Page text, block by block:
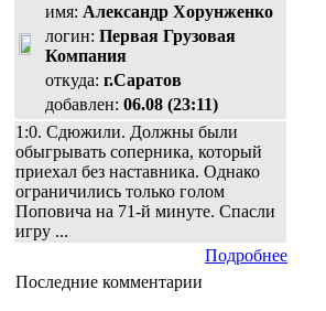
имя: Александр Хорунженко
логин: Первая Грузовая
Компания
откуда: г.Саратов
добавлен: 06.08 (23:11)
1:0. Сдюжили. Должны были
обыгрывать соперника, который
приехал без наставника. Однако
ограничились только голом
Поповича на 71-й минуте. Спасли
игру ...
Подробнее
Последние комментарии